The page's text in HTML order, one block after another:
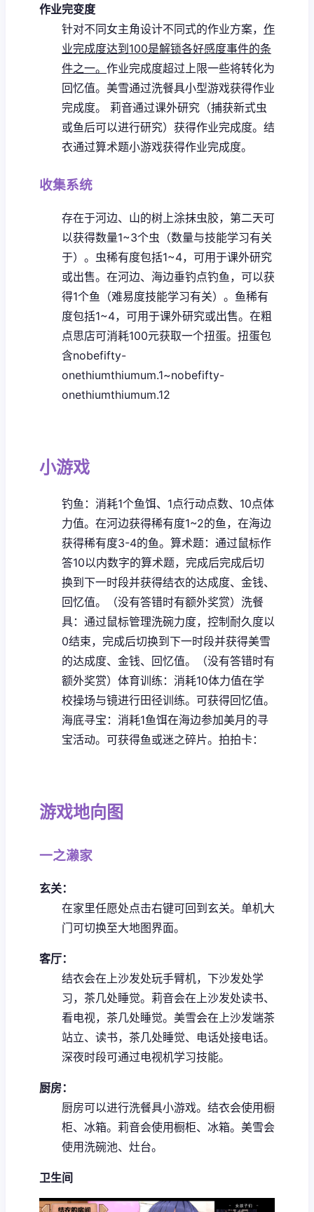
作业完变度
针对不同女主角设计不同式的作业方案， 作
业完成度达到100是解锁各好感度事件的条
件之一。 作业完成度超过上限一些将转化为
回忆值。 美雪通过洗餐具小型游戏获得作业
完成度。
莉音通过课外研究（捕获新式虫
或鱼后可以进行研究）获得作业完成度。 结
衣通过算术题小游戏获得作业完成度。
收集系统
存在于河边、山的树上涂抹虫胶，第二天可
以获得数量1~3个虫（数量与技能学习有关
于）。虫稀有度包括1~4，可用于课外研究
或出售。 在河边、海边垂钓点钓鱼，可以获
得1个鱼（难易度技能学习有关）。鱼稀有
度包括1~4，可用于课外研究或出售。 在粗
点思店可消耗100元获取一个扭蛋。扭蛋包
含nobefifty-
onethiumthiumum.1~nobefifty-
onethiumthiumum.12
小游戏
钓鱼：消耗1个鱼饵、1点行动点数、10点体
力值。在河边获得稀有度1~2的鱼，在海边
获得稀有度3-4的鱼。 算术题：通过鼠标作
答10以内数字的算术题，完成后完成后切
换到下一时段并获得结衣的达成度、金钱、
回忆值。（没有答错时有额外奖赏） 洗餐
具：通过鼠标管理洗碗力度，控制耐久度以
0结束，完成后切换到下一时段并获得美雪
的达成度、金钱、回忆值。（没有答错时有
额外奖赏） 体育训练：消耗10体力值在学
校操场与镜进行田径训练。可获得回忆值。
海底寻宝：消耗1鱼饵在海边参加美月的寻
宝活动。可获得鱼或迷之碎片。 拍拍卡：
游戏地向图
一之濑家
玄关：
在家里任愿处点击右键可回到玄关。 单机大
门可切换至大地图界面。
客厅：
结衣会在上沙发处玩手臂机，下沙发处学
习，茶几处睡觉。 莉音会在上沙发处读书、
看电视，茶几处睡觉。 美雪会在上沙发端茶
站立、读书，茶几处睡觉、电话处接电话。
深夜时段可通过电视机学习技能。
厨房：
厨房可以进行洗餐具小游戏。 结衣会使用橱
柜、冰箱。 莉音会使用橱柜、冰箱。 美雪会
使用洗碗池、灶台。
卫生间